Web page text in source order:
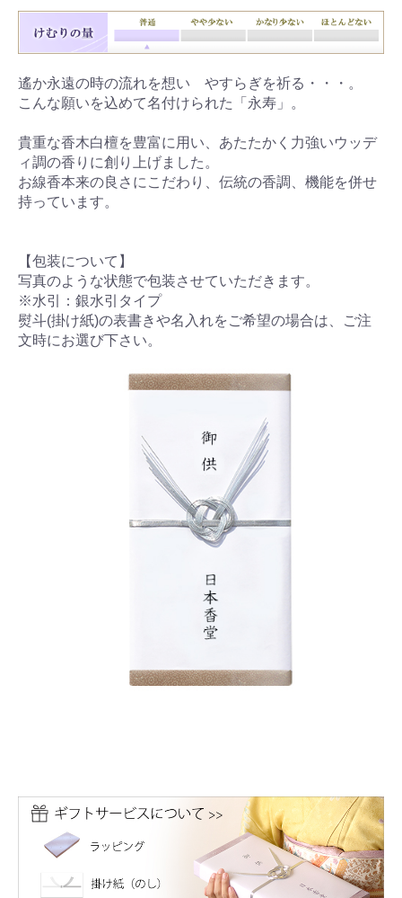
遙か永遠の時の流れを想い やすらぎを祈る・・・。
こんな願いを込めて名付けられた「永寿」。
貴重な香木白檀を豊富に用い、あたたかく力強いウッデ
ィ調の香りに創り上げました。
お線香本来の良さにこだわり、伝統の香調、機能を併せ
持っています。
【包装について】
写真のような状態で包装させていただきます。
※水引：銀水引タイプ
熨斗(掛け紙)の表書きや名入れをご希望の場合は、ご注
文時にお選び下さい。